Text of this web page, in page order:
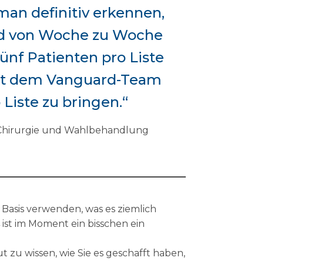
definitiv erkennen,
von Woche zu Woche
Patienten pro Liste
dem Vanguard-Team
zu bringen.“
und Wahlbehandlung
verwenden, was es ziemlich
im Moment ein bisschen ein
wissen, wie Sie es geschafft haben,